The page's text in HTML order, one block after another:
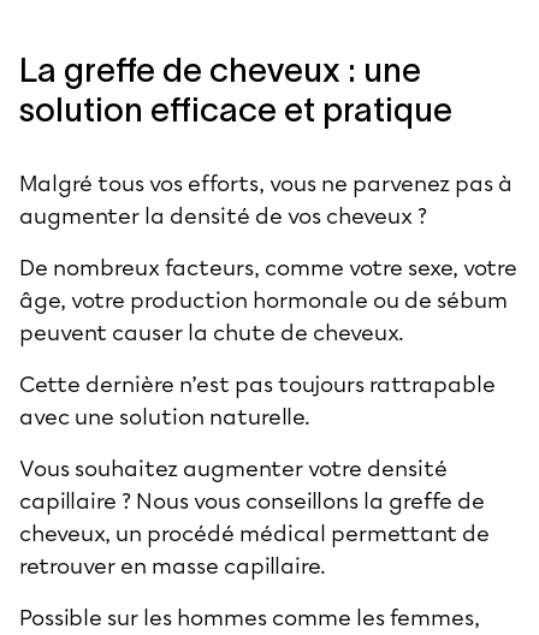
La greffe de cheveux : une
solution efficace et pratique
Malgré tous vos efforts, vous ne parvenez pas à
augmenter la densité de vos cheveux ?
De nombreux facteurs, comme votre sexe, votre
âge, votre production hormonale ou de sébum
peuvent causer la chute de cheveux.
Cette dernière n’est pas toujours rattrapable
avec une solution naturelle.
Vous souhaitez augmenter votre densité
capillaire ? Nous vous conseillons la greffe de
cheveux, un procédé médical permettant de
retrouver en masse capillaire.
Possible sur les hommes comme les femmes,